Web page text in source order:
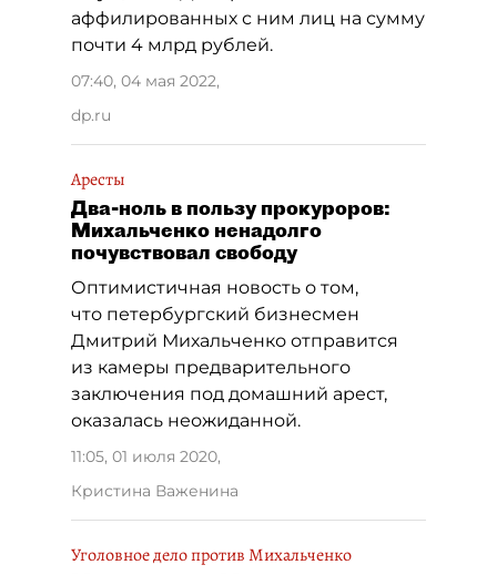
аффилированных с ним лиц на сумму
почти 4 млрд рублей.
07:40, 04 мая 2022,
dp.ru
Аресты
Два-ноль в пользу прокуроров:
Михальченко ненадолго
почувствовал свободу
Оптимистичная новость о том,
что петербургский бизнесмен
Дмитрий Михальченко отправится
из камеры предварительного
заключения под домашний арест,
оказалась неожиданной.
11:05, 01 июля 2020,
Кристина Важенина
Уголовное дело против Михальченко